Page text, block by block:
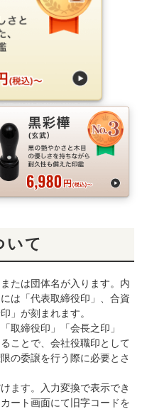
いて
たは団体名が入ります。内
は「代表取締役印」、合資
」が刻まれます。
取締役印」「会長之印」
ことで、会社役職印として
の委譲を行う際に必要とさ
ます。入力変換で表示でき
ート画面にて旧字コードを